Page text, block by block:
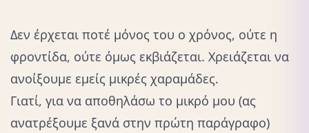
Δεν έρχεται ποτέ μόνος του ο χρόνος, ούτε η
φροντίδα, ούτε όμως εκβιάζεται. Χρειάζεται να
ανοίξουμε εμείς μικρές χαραμάδες.
Γιατί, για να αποθηλάσω το μικρό μου (ας
ανατρέξουμε ξανά στην πρώτη παράγραφο)